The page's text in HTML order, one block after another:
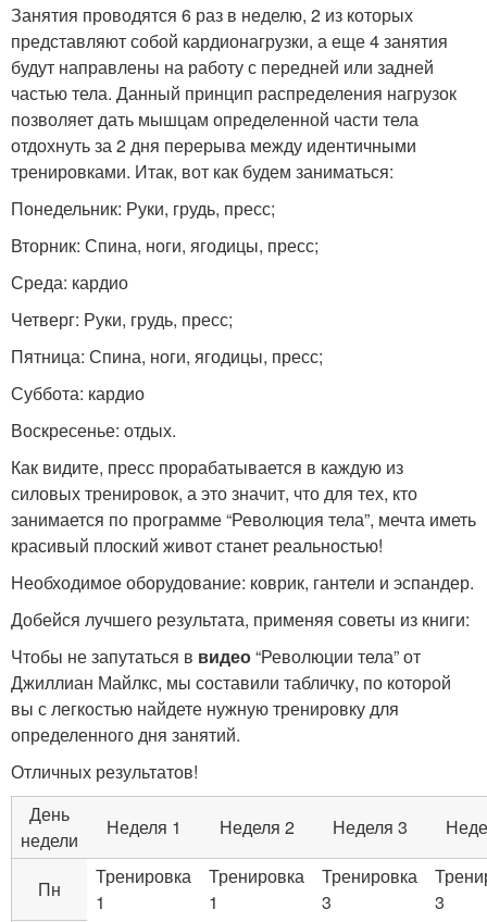
Занятия проводятся 6 раз в неделю, 2 из которых
представляют собой кардионагрузки, а еще 4 занятия
будут направлены на работу с передней или задней
частью тела. Данный принцип распределения нагрузок
позволяет дать мышцам определенной части тела
отдохнуть за 2 дня перерыва между идентичными
тренировками. Итак, вот как будем заниматься:
Понедельник: Руки, грудь, пресс;
Вторник: Спина, ноги, ягодицы, пресс;
Среда: кардио
Четверг: Руки, грудь, пресс;
Пятница: Спина, ноги, ягодицы, пресс;
Суббота: кардио
Воскресенье: отдых.
Как видите, пресс прорабатывается в каждую из
силовых тренировок, а это значит, что для тех, кто
занимается по программе “Революция тела”, мечта иметь
красивый плоский живот станет реальностью!
Необходимое оборудование: коврик, гантели и эспандер.
Добейся лучшего результата, применяя советы из книги:
Чтобы не запутаться в видео“Революции тела” от
Джиллиан Майлкс, мы составили табличку, по которой
вы с легкостью найдете нужную тренировку для
определенного дня занятий.
Отличных результатов!
День
недели
Неделя 1 Неделя 2 Неделя 3
Пн
Тренировка
1
Тренировка
1
Тренировка
3
3